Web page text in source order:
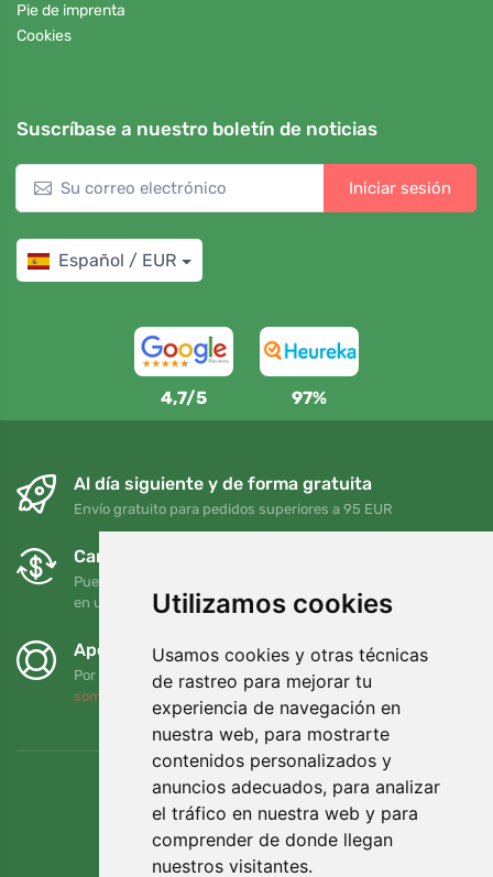
Utilizamos cookies
Usamos cookies y otras técnicas
de rastreo para mejorar tu
experiencia de navegación en
nuestra web, para mostrarte
contenidos personalizados y
anuncios adecuados, para analizar
el tráfico en nuestra web y para
comprender de donde llegan
nuestros visitantes.
Pie de imprenta
Cookies
Suscríbase a nuestro boletín de noticias
Iniciar sesión
Español / EUR
4,7/5 97%
Al día siguiente y de forma gratuita
Envío gratuito para pedidos superiores a 95 EUR
Cambios y devoluciones gratuitos
Puede devolver o cambiar su pedido en cualquier momento
en un plazo de 90 días
Apoyamos a Trees.org
Por cada pedido plantamos un árbol. Leer más
somos